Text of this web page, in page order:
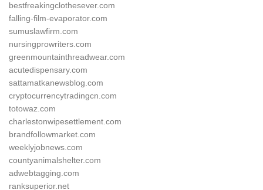
bestfreakingclothesever.com
falling-film-evaporator.com
sumuslawfirm.com
nursingprowriters.com
greenmountainthreadwear.com
acutedispensary.com
sattamatkanewsblog.com
cryptocurrencytradingcn.com
totowaz.com
charlestonwipesettlement.com
brandfollowmarket.com
weeklyjobnews.com
countyanimalshelter.com
adwebtagging.com
ranksuperior.net